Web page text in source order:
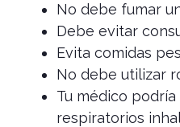
No debe fumar
Debe evitar
Evita comidas
No debe utilizar
Tu médico
respiratorios